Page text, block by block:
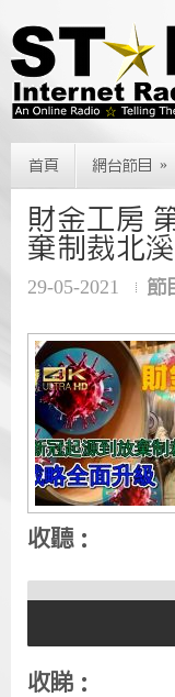
首頁 網台節目 »
財金工房
棄制裁北
29-05-2021 節
收聽：
收睇：